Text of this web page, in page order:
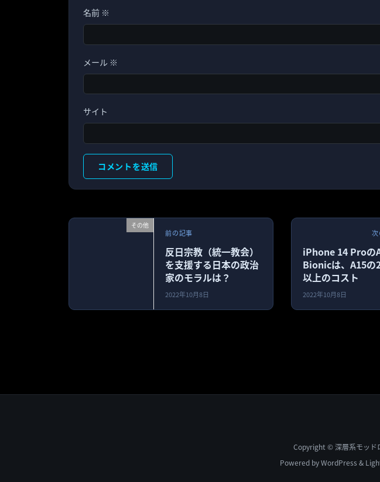
名前 ※
メール ※
サイト
その他
前の記事
反日宗教（統一教会）
を支援する日本の政治
家のモラルは？
2022年10月8日
iPhone 14 Proの
Bionicは、A15の
以上のコスト
2022年10月8日
Copyright © 深層系モッド
Powered byWordPress &